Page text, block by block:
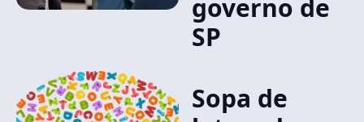
governo de
SP
Sopa de